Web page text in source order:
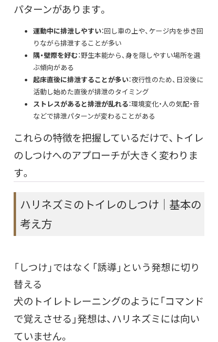
パターンがあります。
運動中に排泄しやすい：回し車の上や、ケージ内を歩き回
りながら排泄することが多い
隅・壁際を好む：野生本能から、身を隠しやすい場所を選
ぶ傾向がある
起床直後に排泄することが多い：夜行性のため、日没後に
活動し始めた直後が排泄のタイミング
ストレスがあると排泄が乱れる：環境変化・人の気配・音
などで排泄パターンが変わることがある
これらの特徴を把握しているだけで、トイレ
のしつけへのアプローチが大きく変わりま
す。
ハリネズミのトイレのしつけ｜基本の
考え方
「しつけ」ではなく「誘導」という発想に切り
替える
犬のトイレトレーニングのように「コマンド
で覚えさせる」発想は、ハリネズミには向い
ていません。